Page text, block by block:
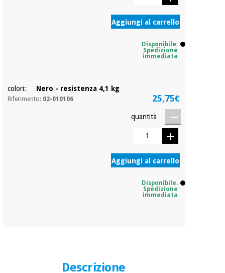
Aggiungi al carrello
Disponibile.
Spedizione
immediata
colori: Nero - resistenza 4,1 kg
Riferimento: 02-010106 25,75€
quantità
Aggiungi al carrello
Disponibile.
Spedizione
immediata
Descrizione